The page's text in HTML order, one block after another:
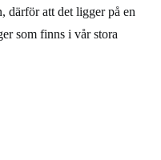
därför att det ligger på en
som finns i vår stora